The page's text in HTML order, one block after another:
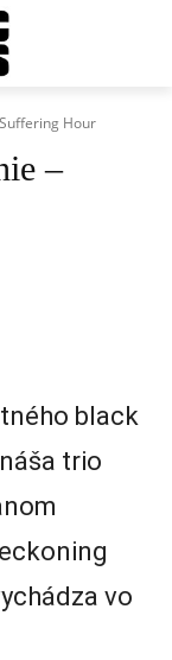
Hour
–
black
trio
vo